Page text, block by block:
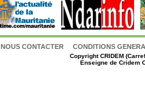
NOUS CONTACTER CONDITIONS
CopyrightCRIDEM
Enseigne de Cridem